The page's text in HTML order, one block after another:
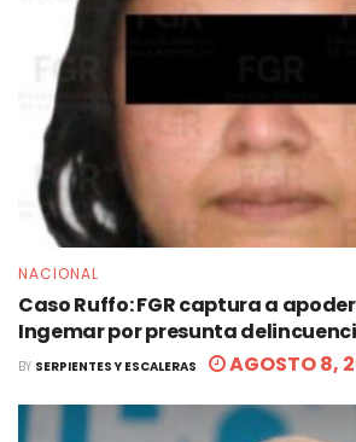
NACIONAL
Caso Ruffo: FGR captura a
Ingemar por presunta
BY SERPIENTES Y ESCALERAS AGOSTO 8,